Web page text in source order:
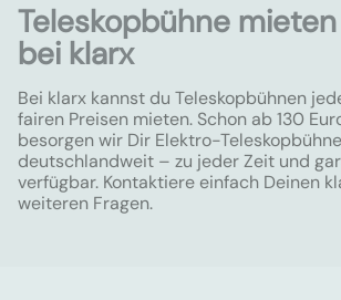
Teleskopbühne
bei klarx
Bei klarx kannst du Teleskopbühnen
fairen Preisen mieten. Schon ab 130
besorgen wir Dir Elektro-
deutschlandweit – zu jeder Zeit und
verfügbar. Kontaktiere einfach Deinen
weiteren Fragen.